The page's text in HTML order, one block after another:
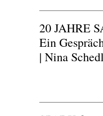
20 JAHRE
Ein
| Nina